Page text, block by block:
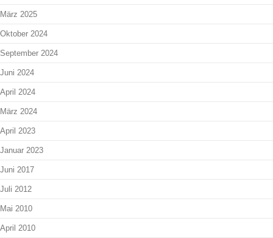
März 2025
Oktober 2024
September 2024
Juni 2024
April 2024
März 2024
April 2023
Januar 2023
Juni 2017
Juli 2012
Mai 2010
April 2010